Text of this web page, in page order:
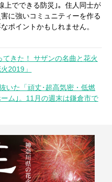
上でできる防災｣。住人同士が
に強いコミュニティーを作る
ポイントかもしれません。
きた！ サザンの名曲と花火
2019」
いた「頑丈･超高気密・低燃
ム｣。11月の週末は鎌倉市で